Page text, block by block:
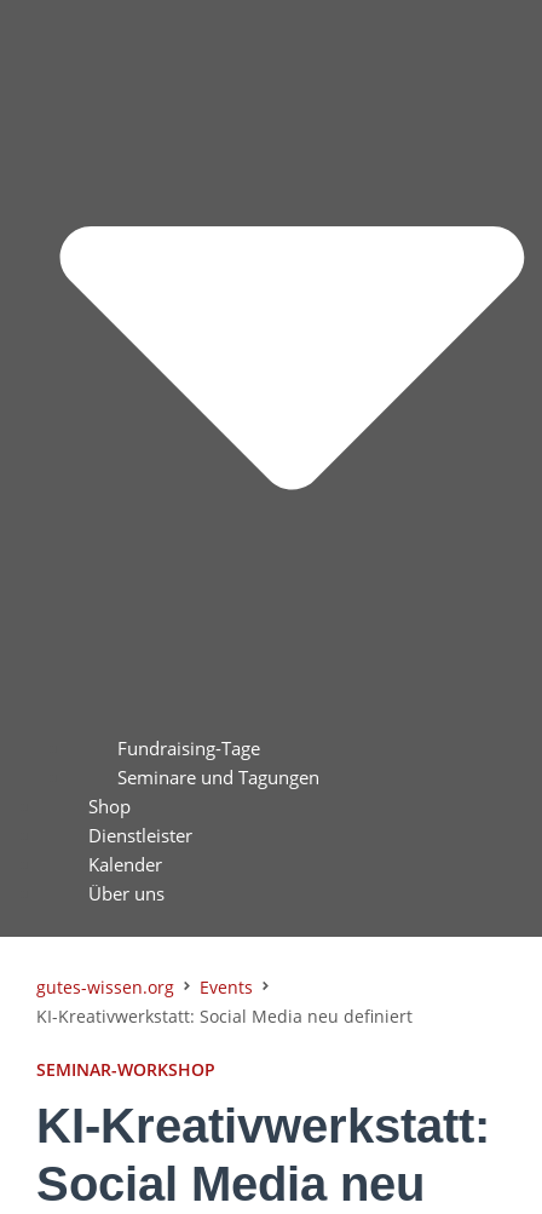
Fundraising-Tage
Seminare und Tagungen
Shop
Dienstleister
Kalender
Über uns
gutes-wissen.org
Events
KI-Kreativwerkstatt: Social Media neu definiert
SEMINAR-WORKSHOP
KI-Kreativwerkstatt:
Social Media neu